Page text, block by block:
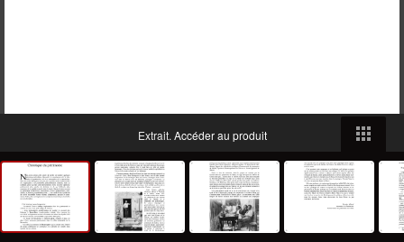
Extrait. Accéder au produit